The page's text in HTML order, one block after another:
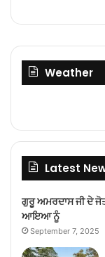
Weather
Latest
ਗੁਰੂ ਅਮਰਦਾਸ ਜੀ ਦੇ
ਆਇਆ ਨੂੰ
September 7, 2025